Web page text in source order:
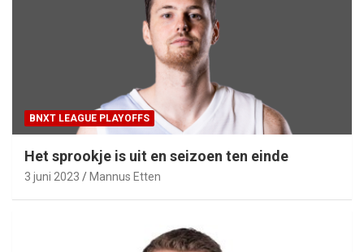
BNXT LEAGUE PLAYOFFS
Het sprookje is uit en seizoen ten einde
3 juni 2023 Mannus Etten